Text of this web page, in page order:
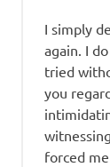
I simply
again. I
tried
you
forced